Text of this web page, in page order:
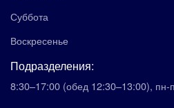
Суббота
Воскресенье
Подразделения:
8:30–17:00 (обед 12:30–13:00), пн-